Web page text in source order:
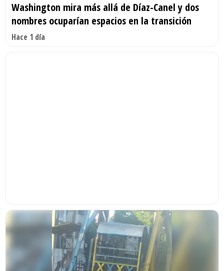
Washington mira más allá de Díaz-Canel y dos
nombres ocuparían espacios en la transición
Hace 1 día